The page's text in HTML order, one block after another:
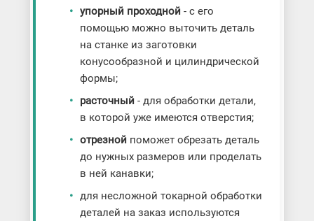
упорный проходной- с его
помощью можно выточить деталь
на станке из заготовки
конусообразной и цилиндрической
формы;
расточный- для обработки детали,
в которой уже имеются отверстия;
отрезнойпоможет обрезать деталь
до нужных размеров или проделать
в ней канавки;
для несложной токарной обработки
деталей на заказ используются